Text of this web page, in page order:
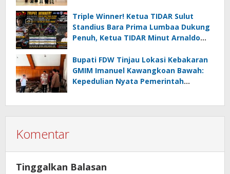
Triple Winner! Ketua TIDAR Sulut
Standius Bara Prima Lumbaa Dukung
Penuh, Ketua TIDAR Minut Arnaldo
05 MC JOE Sapu Bersih Tiga Gelar
Juara Umum
Bupati FDW Tinjau Lokasi Kebakaran
GMIM Imanuel Kawangkoan Bawah:
Kepedulian Nyata Pemerintah
Komentar
Tinggalkan Balasan